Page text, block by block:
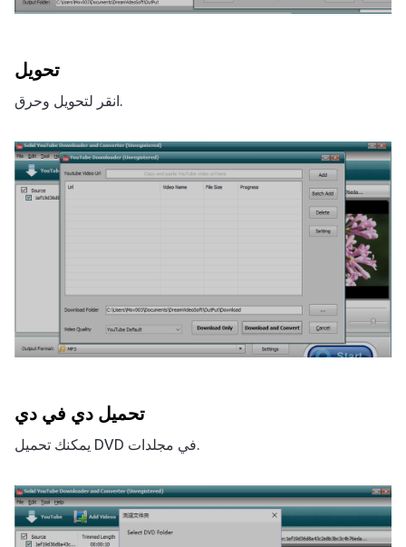
تحويل
انقر لتحويل وحرق.
تحميل دي في دي
يمكنك تحميل DVD في مجلدات.